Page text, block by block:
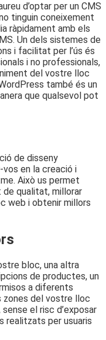
d’optar per un CMS
tinguin coneixement
ràpidament amb els
Un dels sistemes de
i facilitat per l’ús és
i no professionals,
del vostre lloc
també és un
que qualsevol pot
de disseny
en la creació i
Això us permet
qualitat, millorar
web i obtenir millors
bloc, una altra
de productes, un
a diferents
zones del vostre lloc
el risc d’exposar
realitzats per usuaris